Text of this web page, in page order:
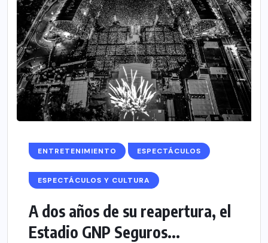
ENTRETENIMIENTO ESPECTÁCULOS
ESPECTÁCULOS Y CULTURA
A dos años de su reapertura, el
Estadio GNP Seguros...